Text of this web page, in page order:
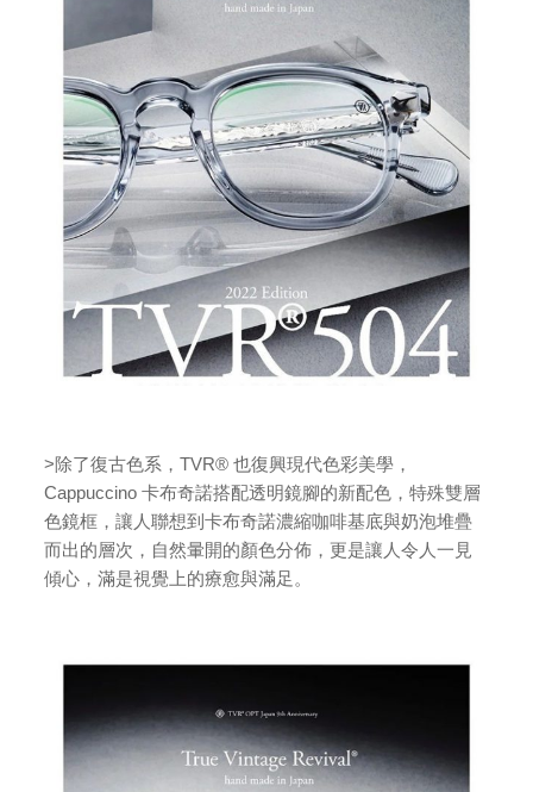
>除了復古色系，TVR® 也復興現代色彩美學，
Cappuccino 卡布奇諾搭配透明鏡腳的新配色，特殊雙層
色鏡框，讓人聯想到卡布奇諾濃縮咖啡基底與奶泡堆疊
而出的層次，自然暈開的顏色分佈，更是讓人令人一見
傾心，滿是視覺上的療愈與滿足。